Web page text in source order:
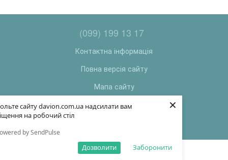
сайту davion.com.ua надсилати вам
на робочий стіл
by SendPulse
Заборонити
Дозволити
×
(099) 199 13 17
Контактна інформація
Повна версія сайту
Мапа сайту
© 2026
Інтернет-магазин створений з Хорошоп